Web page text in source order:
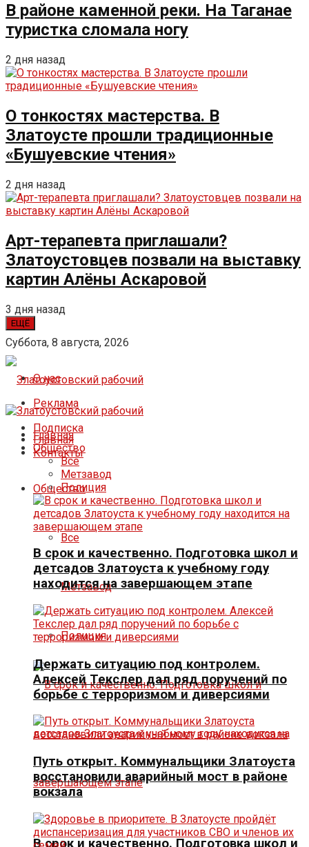
В районе каменной реки. На Таганае
туристка сломала ногу
2 дня назад
О тонкостях мастерства. В
Златоусте прошли традиционные
«Бушуевские чтения»
2 дня назад
Арт-терапевта приглашали?
Златоустовцев позвали на выставку
картин Алёны Аскаровой
3 дня назад
ЕЩЁ
Суббота, 8 августа, 2026
О нас
Реклама
Подписка
Контакты
Главная
Общество
Все
Метзавод
Полиция
В срок и качественно. Подготовка школ и
Главная
Общество
Все
Метзавод
Полиция
В срок и качественно. Подготовка школ и
детсадов Златоуста к учебному году
находится на завершающем этапе
Держать ситуацию под контролем.
Алексей Текслер дал ряд поручений по
борьбе с терроризмом и диверсиями
Путь открыт. Коммунальщики Златоуста
восстановили аварийный мост в районе
вокзала